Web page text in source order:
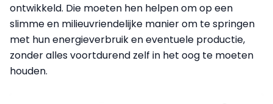
ontwikkeld. Die moeten hen helpen om op een
slimme en milieuvriendelijke manier om te springen
met hun energieverbruik en eventuele productie,
zonder alles voortdurend zelf in het oog te moeten
houden.